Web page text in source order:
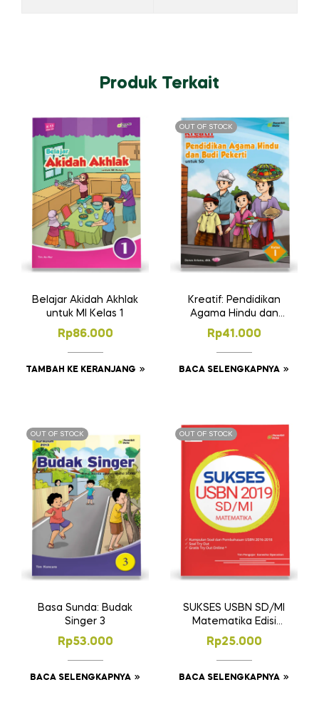
Produk Terkait
Belajar Akidah Akhlak
untuk MI Kelas 1
Rp86.000
TAMBAH KE KERANJANG
OUT OF STOCK
Kreatif: Pendidikan
Agama Hindu dan
Budi Pekerti untuk SD
Rp41.000
BACA SELENGKAPNYA
OUT OF STOCK
Basa Sunda: Budak
Singer 3
Rp53.000
BACA SELENGKAPNYA
OUT OF STOCK
SUKSES USBN SD/MI
Matematika Edisi
2019
Rp25.000
BACA SELENGKAPNYA